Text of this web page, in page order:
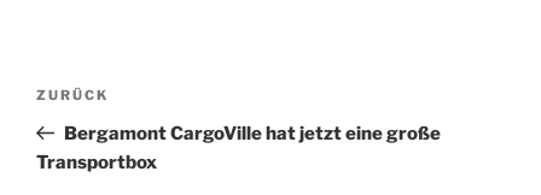
Beitragsnavigation
Vorheriger
Beitrag
ZURÜCK
Bergamont CargoVille hat jetzt eine große
Transportbox